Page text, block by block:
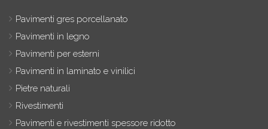
Pavimenti gres porcellanato
Pavimenti in legno
Pavimenti per esterni
Pavimenti in laminato e vinilici
Pietre naturali
Rivestimenti
Pavimenti e rivestimenti spessore ridotto